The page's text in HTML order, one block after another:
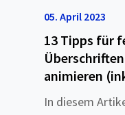
05. April 2023
13 Tipps für
animieren
In diesem